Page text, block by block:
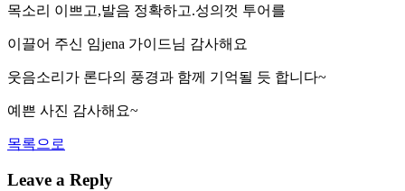
목소리 이쁘고,발음 정확하고.성의껏 투어를
이끌어 주신 임jena 가이드님 감사해요
웃음소리가 론다의 풍경과 함께 기억될 듯 합니다~
예쁜 사진 감사해요~
목록으로
Leave a Reply